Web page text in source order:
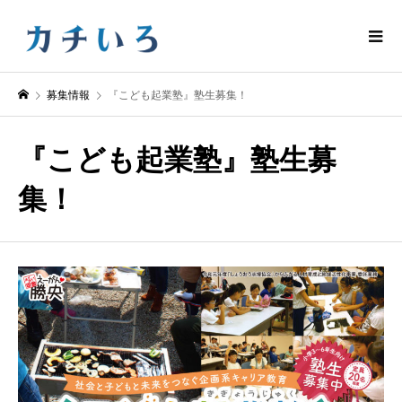
募集情報 『こども起業塾』塾生募集！
『こども起業塾』塾生募
集！